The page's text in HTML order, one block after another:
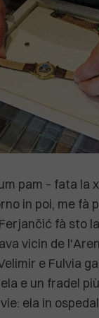
pam – fata la
in poi, me fà
fà sto
vicin de
e Fulvia
e un fradel
ela in